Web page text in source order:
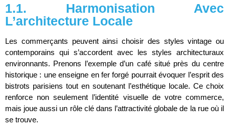
1.1. Harmonisation Avec
L’architecture Locale
Les commerçants peuvent ainsi choisir des styles vintage ou
contemporains qui s’accordent avec les styles architecturaux
environnants. Prenons l’exemple d’un café situé près du centre
historique : une enseigne en fer forgé pourrait évoquer l’esprit des
bistrots parisiens tout en soutenant l’esthétique locale. Ce choix
renforce non seulement l’identité visuelle de votre commerce,
mais joue aussi un rôle clé dans l’attractivité globale de la rue où il
se trouve.